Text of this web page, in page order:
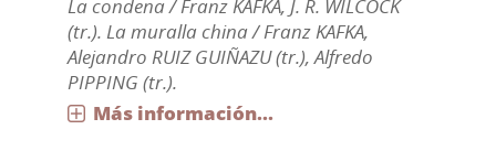
La condena / Franz KAFKA, J. R. WILCOCK
(tr.). La muralla china / Franz KAFKA,
Alejandro RUIZ GUIÑAZU (tr.), Alfredo
PIPPING (tr.).
Más información...